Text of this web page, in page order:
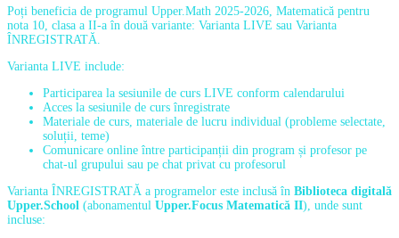
Poți beneficia de programul Upper.Math 2025-2026, Matematică pentru
nota 10, clasa a II-a în două variante: Varianta LIVE sau Varianta
ÎNREGISTRATĂ.
Varianta LIVE include:
Participarea la sesiunile de curs LIVE conform calendarului
Acces la sesiunile de curs înregistrate
Materiale de curs, materiale de lucru individual (probleme selectate,
soluții, teme)
Comunicare online între participanții din program și profesor pe
chat-ul grupului sau pe chat privat cu profesorul
Varianta ÎNREGISTRATĂ a programelor este inclusă în Biblioteca digitală
Upper.School (abonamentul Upper.Focus Matematică II), unde sunt
incluse: